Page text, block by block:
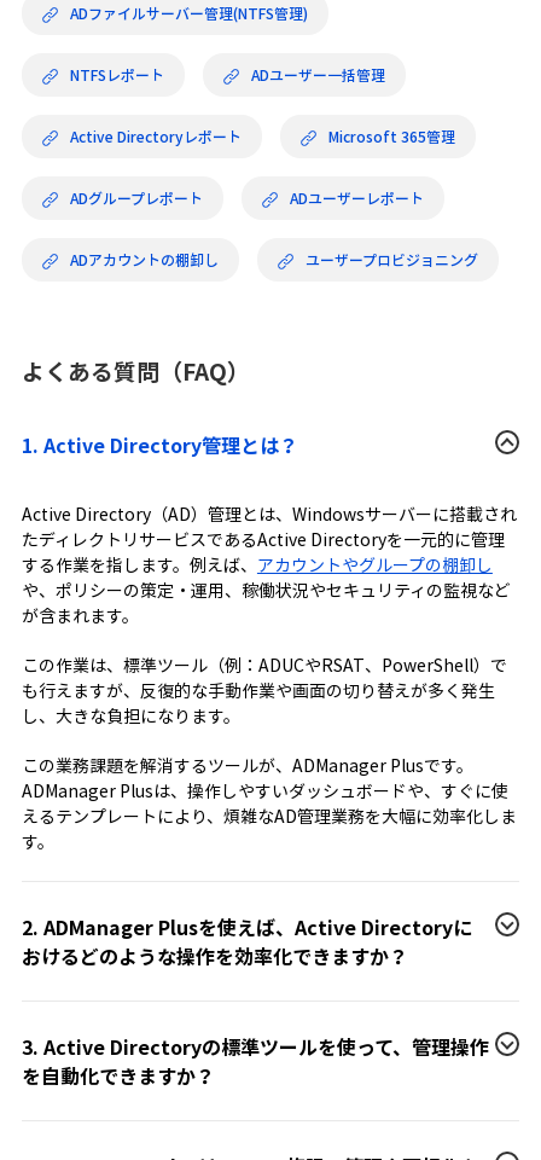
ADファイルサーバー管理(NTFS管理)
NTFSレポート ADユーザー一括管理
Active Directoryレポート Microsoft 365管理
ADグループレポート ADユーザーレポート
ADアカウントの棚卸し ユーザープロビジョニング
よくある質問（FAQ）
1. Active Directory管理とは？
Active Directory（AD）管理とは、Windowsサーバーに搭載され
たディレクトリサービスであるActive Directoryを一元的に管理
する作業を指します。例えば、 アカウントやグループの棚卸し
や、ポリシーの策定・運用、稼働状況やセキュリティの監視など
が含まれます。
この作業は、標準ツール（例：ADUCやRSAT、PowerShell）で
も行えますが、反復的な手動作業や画面の切り替えが多く発生
し、大きな負担になります。
この業務課題を解消するツールが、ADManager Plusです。
ADManager Plusは、操作しやすいダッシュボードや、すぐに使
えるテンプレートにより、煩雑なAD管理業務を大幅に効率化しま
す。
2. ADManager Plusを使えば、Active Directoryに
おけるどのような操作を効率化できますか？
3. Active Directoryの標準ツールを使って、管理操作
を自動化できますか？